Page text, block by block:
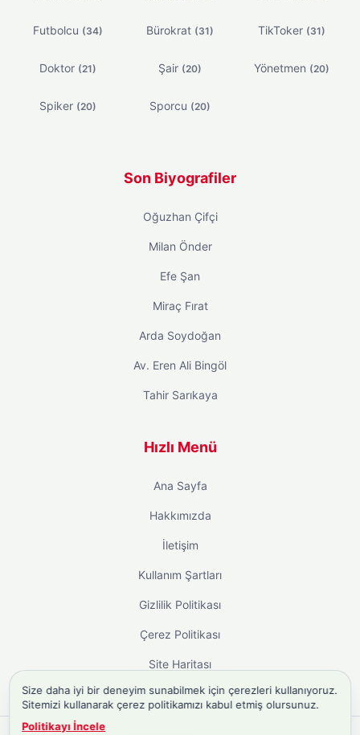
Futbolcu (34) Bürokrat (31) TikToker (31)
Doktor (21) Şair (20) Yönetmen (20)
Spiker (20) Sporcu (20)
Son Biyografiler
Oğuzhan Çifçi
Milan Önder
Efe Şan
Miraç Fırat
Arda Soydoğan
Av. Eren Ali Bingöl
Tahir Sarıkaya
Hızlı Menü
Ana Sayfa
Hakkımızda
İletişim
Kullanım Şartları
Gizlilik Politikası
Çerez Politikası
Site Haritası
Size daha iyi bir deneyim sunabilmek için çerezleri kullanıyoruz.
Sitemizi kullanarak çerez politikamızı kabul etmiş olursunuz.
Politikayı İncele